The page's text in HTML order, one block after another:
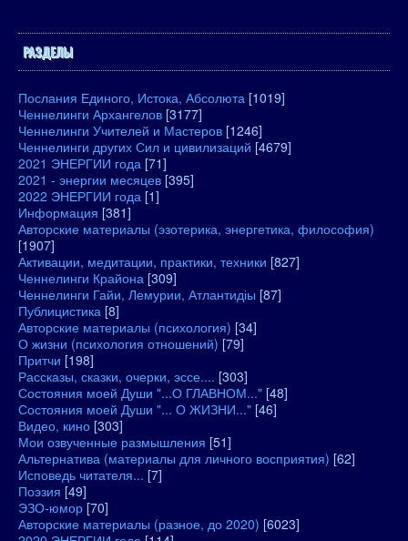
РАЗДЕЛЫ
Послания Единого, Истока, Абсолюта [1019]
Ченнелинги Архангелов [3177]
Ченнелинги Учителей и Мастеров [1246]
Ченнелинги других Сил и цивилизаций [4679]
2021 ЭНЕРГИИ года [71]
2021 - энергии месяцев [395]
2022 ЭНЕРГИИ года [1]
Информация [381]
Авторские материалы (эзотерика, энергетика, философия)
[1907]
Активации, медитации, практики, техники [827]
Ченнелинги Крайона [309]
Ченнелинги Гайи, Лемурии, Атлантидіы [87]
Публицистика [8]
Авторские материалы (психология) [34]
О жизни (психология отношений) [79]
Притчи [198]
Рассказы, сказки, очерки, эссе.... [303]
Состояния моей Души "...О ГЛАВНОМ..." [48]
Состояния моей Души "... О ЖИЗНИ..." [46]
Видео, кино [303]
Мои озвученные размышления [51]
Альтернатива (материалы для личного восприятия) [62]
Исповедь читателя... [7]
Поэзия [49]
ЭЗО-юмор [70]
Авторские материалы (разное, до 2020) [6023]